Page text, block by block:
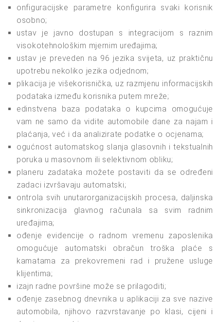
onfiguracijske parametre konfigurira svaki korisnik
osobno;
ustav je javno dostupan s integracijom s raznim
visokotehnološkim mjernim uređajima;
ustav je preveden na 96 jezika svijeta, uz praktičnu
upotrebu nekoliko jezika odjednom;
plikacija je višekorisnička, uz razmjenu informacijskih
podataka između korisnika putem mreže;
edinstvena baza podataka o kupcima omogućuje
vam ne samo da vidite automobile dane za najam i
plaćanja, već i da analizirate podatke o ocjenama;
ogućnost automatskog slanja glasovnih i tekstualnih
poruka u masovnom ili selektivnom obliku;
planeru zadataka možete postaviti da se određeni
zadaci izvršavaju automatski;
ontrola svih unutarorganizacijskih procesa, daljinska
sinkronizacija glavnog računala sa svim radnim
uređajima;
ođenje evidencije o radnom vremenu zaposlenika
omogućuje automatski obračun troška plaće s
kamatama za prekovremeni rad i pružene usluge
klijentima;
izajn radne površine može se prilagoditi;
ođenje zasebnog dnevnika u aplikaciji za sve nazive
automobila, njihovo razvrstavanje po klasi, cijeni i